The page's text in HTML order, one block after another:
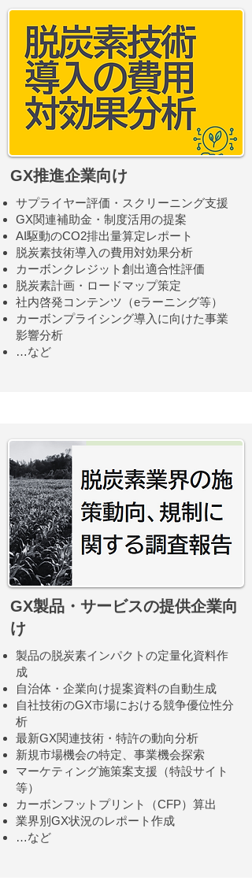
GX推進企業向け
サプライヤー評価・スクリーニング支援
GX関連補助金・制度活用の提案
AI駆動のCO2排出量算定レポート
脱炭素技術導入の費用対効果分析
カーボンクレジット創出適合性評価
脱炭素計画・ロードマップ策定
社内啓発コンテンツ（eラーニング等）
カーボンプライシング導入に向けた事業
影響分析
…など
GX製品・サービスの提供企業向
け
製品の脱炭素インパクトの定量化資料作
成
自治体・企業向け提案資料の自動生成
自社技術のGX市場における競争優位性分
析
最新GX関連技術・特許の動向分析
新規市場機会の特定、事業機会探索
マーケティング施策案支援（特設サイト
等）
カーボンフットプリント（CFP）算出
業界別GX状況のレポート作成
…など